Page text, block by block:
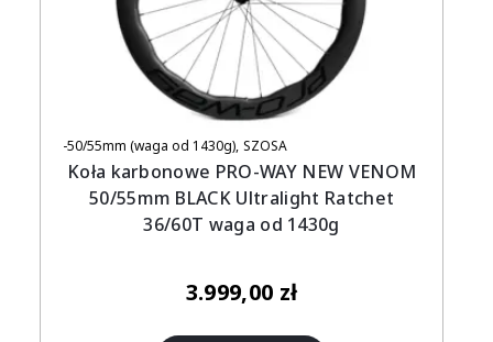
-50/55mm (waga od 1430g) SZOSA
Koła karbonowe PRO-WAY NEW VENOM
50/55mm BLACK Ultralight Ratchet
36/60T waga od 1430g
3.999,00 zł